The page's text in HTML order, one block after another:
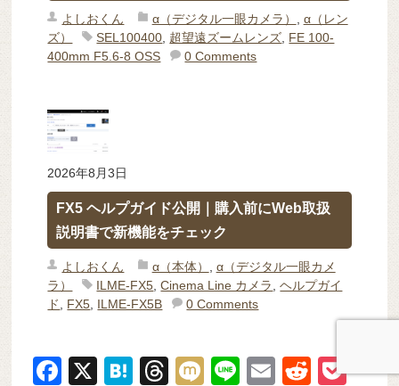
よしおくん α（デジタル一眼カメラ）
α（レン
ズ）
SEL100400 超望遠ズームレンズ FE 100-
400mm F5.6-8 OSS
0 Comments
2026年8月3日
FX5 ヘルプガイド公開｜購入前にWeb取扱
説明書で新機能をチェック
よしおくん α（本体）
α（デジタル一眼カメ
ラ）
ILME-FX5 ,Cinema Line カメラ ,ヘルプガイ
ド
FX5 ILME-FX5B 0 Comments
F
X
H
T
M
Li
E
R P